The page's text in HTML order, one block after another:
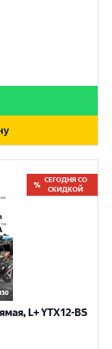
СЕГОДНЯ СО
СКИДКОЙ
L+ YTX12-BS